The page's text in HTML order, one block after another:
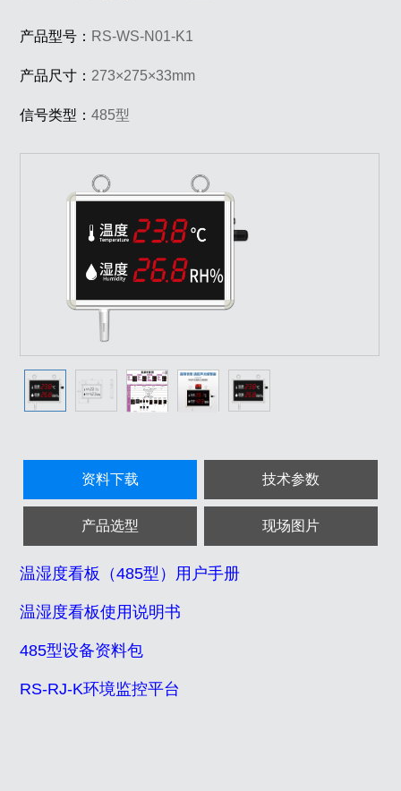
产品型号： RS-WS-N01-K1
产品尺寸： 273×275×33mm
信号类型：485型
资料下载 技术参数
产品选型 现场图片
温湿度看板（485型）用户手册
温湿度看板使用说明书
485型设备资料包
RS-RJ-K环境监控平台